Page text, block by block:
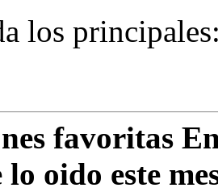
los
favoritas
oido este